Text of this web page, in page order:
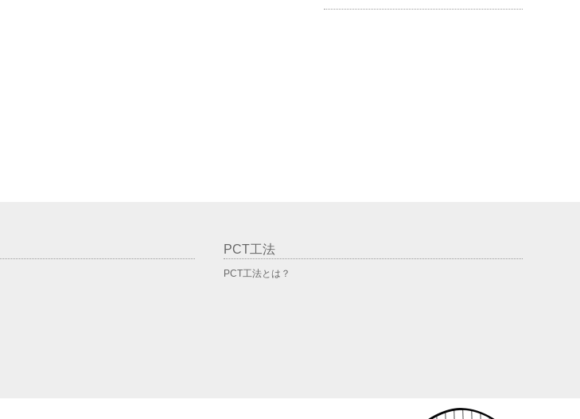
PCT工法
PCT工法とは？